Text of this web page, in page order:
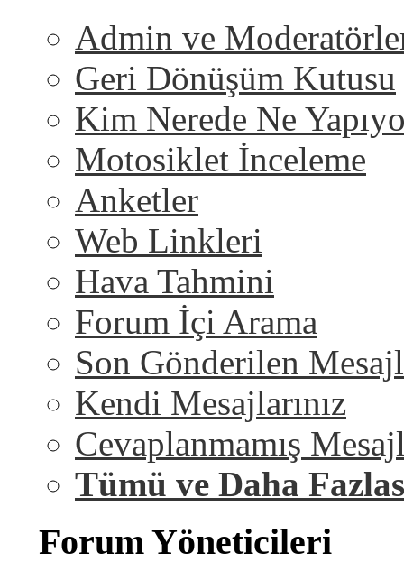
Admin ve
Geri Dönüşüm Kutusu
Kim Nerede Ne
Motosiklet İnceleme
Anketler
Web Linkleri
Hava Tahmini
Forum İçi Arama
Son Gönderilen
Kendi Mesajlarınız
Cevaplanmamış
Tümü ve Daha
Forum Yöneticileri